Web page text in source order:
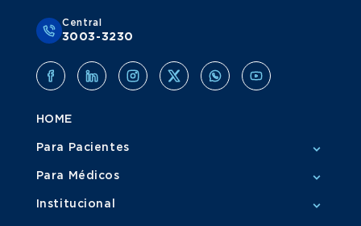
Central
3003-3230
HOME
Para Pacientes
Para Médicos
Institucional